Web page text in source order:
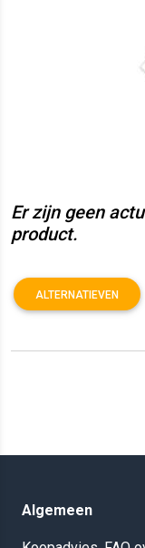
Er zijn geen
product.
ALTERNATIEVEN
Algemeen